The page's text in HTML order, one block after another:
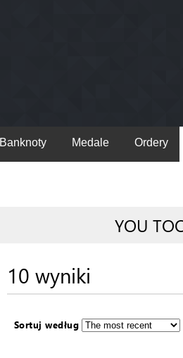
Banknoty Medale Ordery
YOU
10 wyniki
Sortuj według